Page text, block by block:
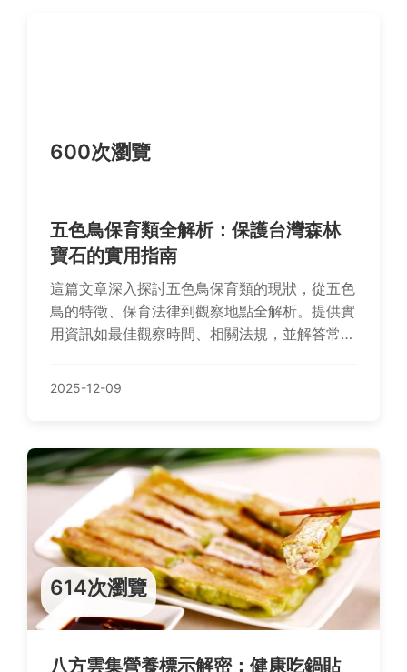
600次瀏覽
五色鳥保育類全解析：保護台灣森林
寶石的實用指南
這篇文章深入探討五色鳥保育類的現狀，從五色
鳥的特徵、保育法律到觀察地點全解析。提供實
用資訊如最佳觀察時間、相關法規，並解答常見
基於實際經驗，避免空洞理論，適合自然愛好者
2025-12-09
614次瀏覽
八方雲集營養標示解密：健康吃鍋貼